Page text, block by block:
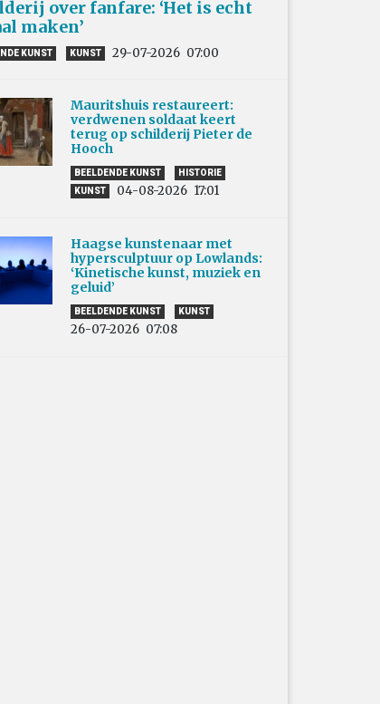
over fanfare: ‘Het is echt
maken’
KUNST KUNST 29-07-2026 07:00
Mauritshuis restaureert:
verdwenen soldaat keert
terug op schilderij Pieter de
Hooch
BEELDENDE KUNST
HISTORIE
KUNST
04-08-2026 17:01
Haagse kunstenaar met
hypersculptuur op Lowlands:
‘Kinetische kunst, muziek en
geluid’
BEELDENDE KUNST KUNST
26-07-2026 07:08